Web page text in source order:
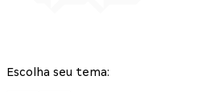
Escolha seu tema: